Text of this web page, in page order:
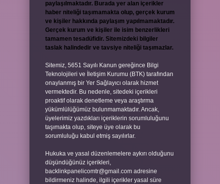
paylaşılmaktadır. Burada yer alan içerikler
haber niteliği taşımamakta olup, gerçek kurum
ve kişiler hakkında paylaşım yapılmamaktadır.
Gerçek kurum ve kişiler ile isim benzerlikleri
tamamen tesadüfidir. Sitemizdeki bilgiler
taslak halindedir ve tavsiye niteliği taşımazlar.
Sitemiz, 5651 Sayılı Kanun gereğince Bilgi
Teknolojileri ve İletişim Kurumu (BTK) tarafından
onaylanmış bir Yer Sağlayıcı olarak hizmet
vermektedir. Bu nedenle, sitedeki içerikleri
proaktif olarak denetleme veya araştırma
yükümlülüğümüz bulunmamaktadır. Ancak,
üyelerimiz yazdıkları içeriklerin sorumluluğunu
taşımakta olup, siteye üye olarak bu
sorumluluğu kabul etmiş sayılırlar.
Hukuka ve yasal düzenlemelere aykırı olduğunu
düşündüğünüz içerikleri,
backlinkpanelicomtr@gmail.com adresine
bildirmeniz halinde, ilgili içerikler yasal süre